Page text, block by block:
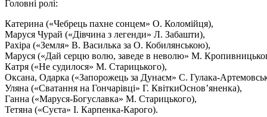
Головні ролі:
Катерина («Чебрець пахне сонцем» О. Коломійця),
Маруся Чурай («Дівчина з легенди» Л. Забашти),
Рахіра («Земля» В. Василька за О. Кобилянською),
Маруся («Дай серцю волю, заведе в неволю» М.
Катря («Не судилося» М. Старицького),
Оксана, Одарка («Запорожець за Дунаєм» С. Гулака-
Уляна («Сватання на Гончарівці» Г. КвіткиОснов’яненка),
Ганна («Маруся-Богуславка» М. Старицького),
Тетяна («Суєта» І. Карпенка-Карого).